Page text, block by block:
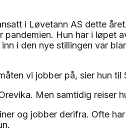
i Løvetann AS dette
Hun har i løpet
i den nye stillingen var
vi jobber på, sier hun til
Men samtidig reiser
og jobber derifra. Ofte